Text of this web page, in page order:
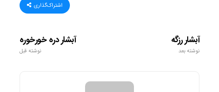
اشتراک‌گذاری
آبشار دره خورخوره
نوشته قبل
آبشار رزگه
نوشته بعد